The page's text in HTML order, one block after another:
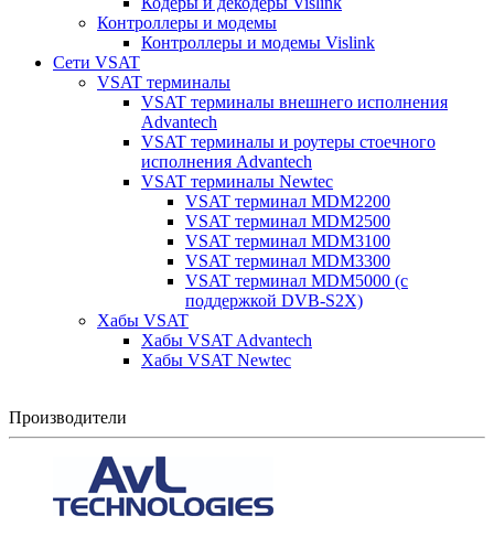
Контроллеры и модемы
Контроллеры и модемы Vislink
Сети VSAT
VSAT терминалы
VSAT терминалы внешнего исполнения
Advantech
VSAT терминалы и роутеры стоечного
исполнения Advantech
VSAT терминалы Newtec
VSAT терминал MDM2200
VSAT терминал MDM2500
VSAT терминал MDM3100
VSAT терминал MDM3300
VSAT терминал MDM5000 (с
поддержкой DVB-S2X)
Хабы VSAT
Хабы VSAT Advantech
Хабы VSAT Newtec
Производители